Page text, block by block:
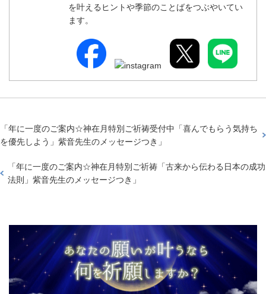
を叶えるヒントや季節のことばをつぶやいてい
ます。
「年に一度のご案内☆神在月特別ご祈祷受付中「喜んでもらう気持ち
を優先しよう」紫音先生のメッセージつき 」
「年に一度のご案内☆神在月特別ご祈祷「古来から伝わる日本の成功
法則」紫音先生のメッセージつき 」